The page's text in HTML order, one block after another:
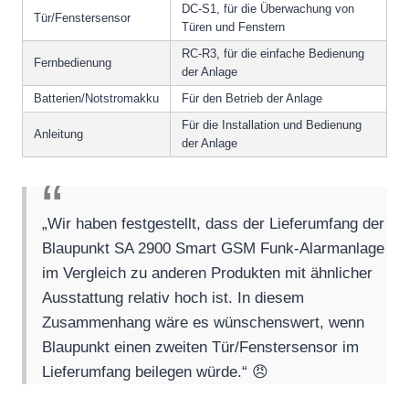
Tür/Fenstersensor
DC-S1, für die Überwachung von
Türen und Fenstern
Fernbedienung
RC-R3, für die einfache Bedienung
der Anlage
Batterien/Notstromakku
Für den Betrieb der Anlage
Anleitung
Für die Installation und Bedienung
der Anlage
„Wir haben festgestellt, dass der Lieferumfang der
Blaupunkt SA 2900 Smart GSM Funk-Alarmanlage
im Vergleich zu anderen Produkten mit ähnlicher
Ausstattung relativ hoch ist. In diesem
Zusammenhang wäre es wünschenswert, wenn
Blaupunkt einen zweiten Tür/Fenstersensor im
Lieferumfang beilegen würde.“ 😠